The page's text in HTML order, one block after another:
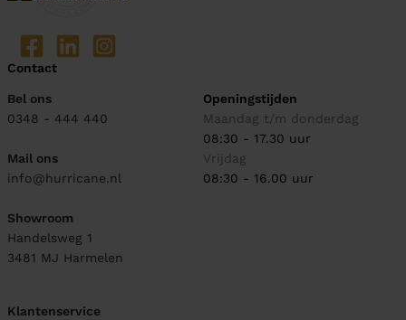
Contact
Bel ons
0348 - 444 440
Mail ons
info@hurricane.nl
Showroom
Handelsweg 1
3481 MJ Harmelen
Openingstijden
Maandag t/m donderdag
08:30 - 17.30 uur
Vrijdag
08:30 - 16.00 uur
Klantenservice